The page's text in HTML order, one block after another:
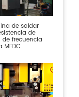
de soldar
de
de frecuencia
MFDC